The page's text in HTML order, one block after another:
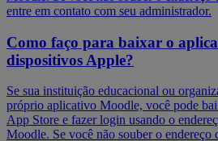
entre em contato com seu administrador.
Como faço para baixar o
dispositivos Apple?
Se sua instituição educacional ou
próprio aplicativo Moodle, você pode
App Store e fazer login usando o
Moodle. Se você não souber o endereço